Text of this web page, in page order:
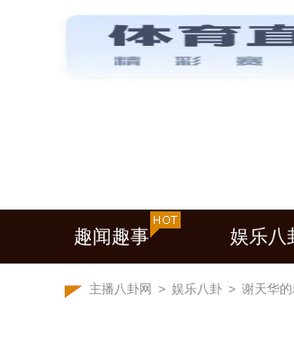
趣闻趣事 娱乐八
主播八卦网 > 娱乐八卦 > 谢天华